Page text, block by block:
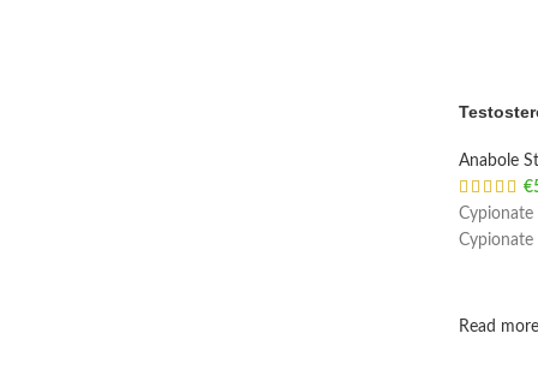
Anabole
€
Cypionate
Cypionate
Read more